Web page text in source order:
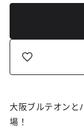
大阪ブルテオンと
場！